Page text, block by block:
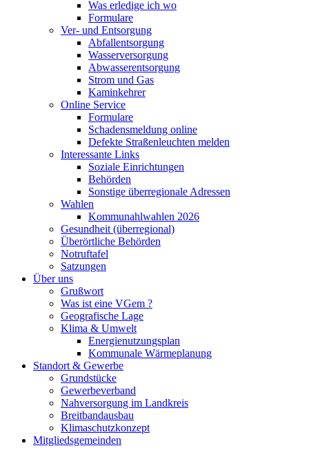
Was erledige ich wo
Formulare
Ver- und Entsorgung
Abfallentsorgung
Wasserversorgung
Abwasserentsorgung
Strom und Gas
Kaminkehrer
Online Service
Formulare
Schadensmeldung online
Defekte Straßenleuchten melden
Interessante Links
Soziale Einrichtungen
Behörden
Sonstige überregionale Adressen
Wahlen
Kommunahlwahlen 2026
Gesundheit (überregional)
Überörtliche Behörden
Notruftafel
Satzungen
Über uns
Grußwort
Was ist eine VGem ?
Geografische Lage
Klima & Umwelt
Energienutzungsplan
Kommunale Wärmeplanung
Standort & Gewerbe
Grundstücke
Gewerbeverband
Nahversorgung im Landkreis
Breitbandausbau
Klimaschutzkonzept
Mitgliedsgemeinden